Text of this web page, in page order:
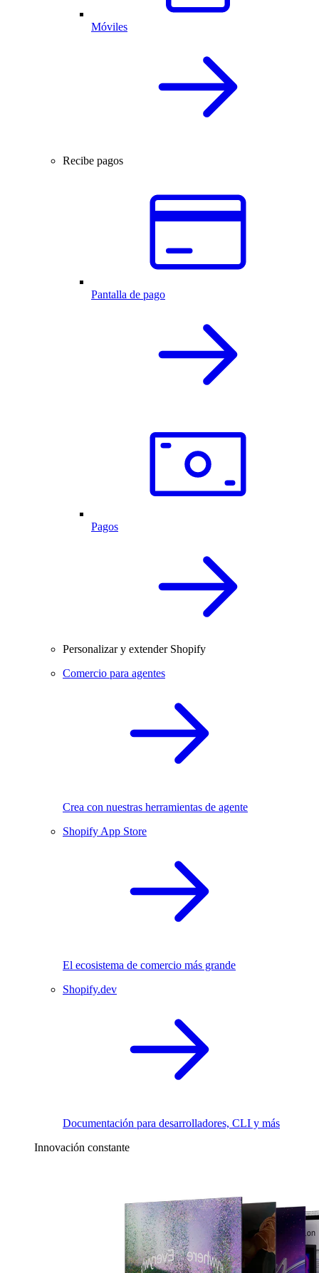
Móviles
Recibe pagos
Pantalla de pago
Pagos
Personalizar y extender Shopify
Comercio para agentes
Crea con nuestras herramientas de agente
Shopify App Store
El ecosistema de comercio más grande
Shopify.dev
Documentación para desarrolladores, CLI y más
Innovación constante